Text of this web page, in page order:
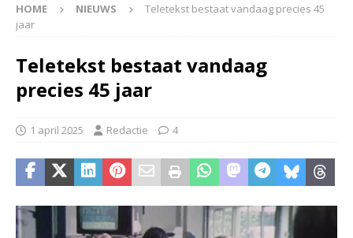
HOME NIEUWS
Teletekst bestaat vandaag precies 45
jaar
Teletekst bestaat vandaag
precies 45 jaar
1 april 2025 Redactie 4